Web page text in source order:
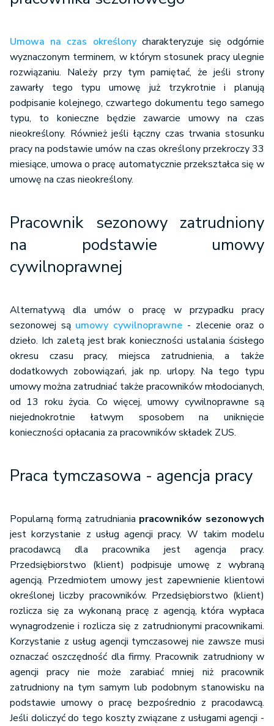
Umowa na czas określonycharakteryzuje się odgórnie
wyznaczonym terminem, w którym stosunek pracy ulegnie
rozwiązaniu. Należy przy tym pamiętać, że jeśli strony
zawarły tego typu umowę już trzykrotnie i planują
podpisanie kolejnego, czwartego dokumentu tego samego
typu, to konieczne będzie zawarcie umowy na czas
nieokreślony. Również jeśli łączny czas trwania stosunku
pracy na podstawie umów na czas określony przekroczy 33
miesiące, umowa o pracę automatycznie przekształca się w
umowę na czas nieokreślony.
Pracownik sezonowy zatrudniony
na podstawie umowy
cywilnoprawnej
Alternatywą dla umów o pracę w przypadku pracy
sezonowej są umowy cywilnoprawne - zlecenie oraz o
dzieło. Ich zaletą jest brak konieczności ustalania ścisłego
okresu czasu pracy, miejsca zatrudnienia, a także
dodatkowych zobowiązań, jak np. urlopy. Na tego typu
umowy można zatrudniać także pracowników młodocianych,
od 13 roku życia. Co więcej, umowy cywilnoprawne są
niejednokrotnie łatwym sposobem na uniknięcie
konieczności opłacania za pracowników składek ZUS.
Praca tymczasowa - agencja pracy
Popularną formą zatrudniania pracowników sezonowych
jest korzystanie z usług agencji pracy. W takim modelu
pracodawcą dla pracownika jest agencja pracy.
Przedsiębiorstwo (klient) podpisuje umowę z wybraną
agencją. Przedmiotem umowy jest zapewnienie klientowi
określonej liczby pracowników. Przedsiębiorstwo (klient)
rozlicza się za wykonaną pracę z agencją, która wypłaca
wynagrodzenie i rozlicza się z zatrudnionymi pracownikami.
Korzystanie z usług agencji tymczasowej nie zawsze musi
oznaczać oszczędność dla firmy. Pracownik zatrudniony w
agencji pracy nie może zarabiać mniej niż pracownik
zatrudniony na tym samym lub podobnym stanowisku na
podstawie umowy o pracę bezpośrednio z pracodawcą.
Jeśli doliczyć do tego koszty związane z usługami agencji -